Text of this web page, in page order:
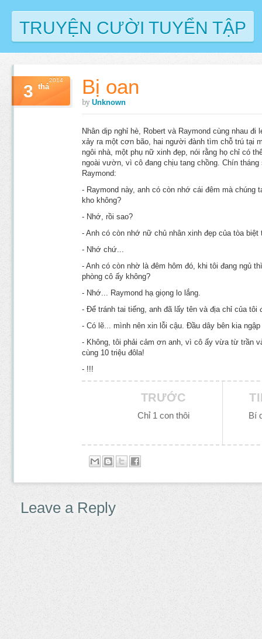
TRUYỆN CƯỜI TUYỂN TẬP
Bị oan
by Unknown
3 thá
2014
Nhân dịp nghỉ hè, Robert và Raymond cùng nhau đi
xảy ra một cơn bão, hai người đành tìm chỗ trú tại
ngôi nhà, một phụ nữ xinh đẹp, nói rằng họ chỉ có
ngoài vườn, vì cô đang chịu tang chồng. Chín tháng
Raymond:
- Raymond này, anh có còn nhớ cái đêm mà chúng
kho không?
- Nhớ, rồi sao?
- Anh có còn nhớ nữ chủ nhân xinh đẹp của tòa
- Nhớ chứ...
- Anh có còn nhờ là đêm hôm đó, khi tôi đang ngủ
phòng cô ấy không?
- Nhớ... Raymond hạ giọng lo lắng.
- Để tránh tai tiếng, anh đã lấy tên và địa chỉ của
- Có lẽ... mình nên xin lỗi cậu. Đầu dây bên kia
- Không, tôi phải cảm ơn anh, vì cô ấy vừa từ trần
cùng 10 triệu đôla!
- !!!
Bí
TRƯỚC
Chỉ 1 con thôi
Leave a Reply